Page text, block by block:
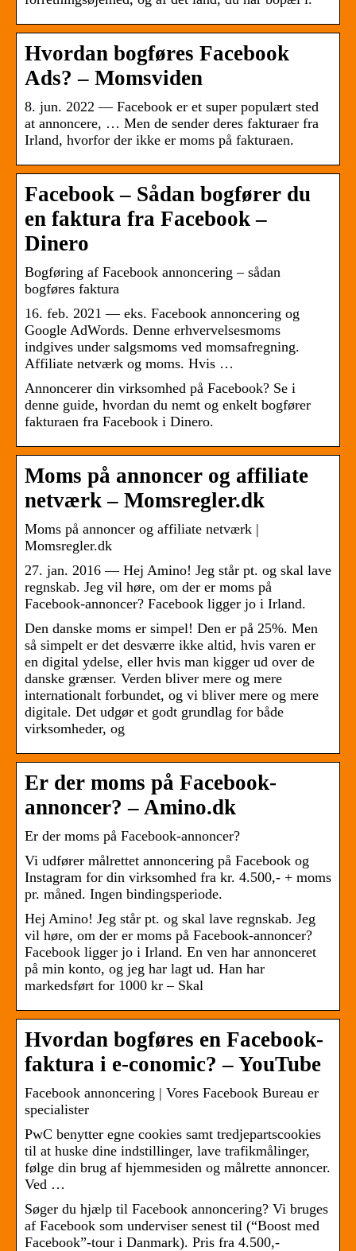
Hvordan bogføres Facebook
Ads? – Momsviden
8. jun. 2022 — Facebook er et super populært sted
at annoncere, … Men de sender deres fakturaer fra
Irland, hvorfor der ikke er moms på fakturaen.
Facebook – Sådan bogfører du
en faktura fra Facebook –
Dinero
Bogføring af Facebook annoncering – sådan
bogføres faktura
16. feb. 2021 — eks. Facebook annoncering og
Google AdWords. Denne erhvervelsesmoms
indgives under salgsmoms ved momsafregning.
Affiliate netværk og moms. Hvis …
Annoncerer din virksomhed på Facebook? Se i
denne guide, hvordan du nemt og enkelt bogfører
fakturaen fra Facebook i Dinero.
Moms på annoncer og affiliate
netværk – Momsregler.dk
Moms på annoncer og affiliate netværk |
Momsregler.dk
27. jan. 2016 — Hej Amino! Jeg står pt. og skal lave
regnskab. Jeg vil høre, om der er moms på
Facebook-annoncer? Facebook ligger jo i Irland.
Den danske moms er simpel! Den er på 25%. Men
så simpelt er det desværre ikke altid, hvis varen er
en digital ydelse, eller hvis man kigger ud over de
danske grænser. Verden bliver mere og mere
internationalt forbundet, og vi bliver mere og mere
digitale. Det udgør et godt grundlag for både
virksomheder, og
Er der moms på Facebook-
annoncer? – Amino.dk
Er der moms på Facebook-annoncer?
Vi udfører målrettet annoncering på Facebook og
Instagram for din virksomhed fra kr. 4.500,- + moms
pr. måned. Ingen bindingsperiode.
Hej Amino! Jeg står pt. og skal lave regnskab. Jeg
vil høre, om der er moms på Facebook-annoncer?
Facebook ligger jo i Irland. En ven har annonceret
på min konto, og jeg har lagt ud. Han har
markedsført for 1000 kr – Skal
Hvordan bogføres en Facebook-
faktura i e-conomic? – YouTube
Facebook annoncering | Vores Facebook Bureau er
specialister
PwC benytter egne cookies samt tredjepartscookies
til at huske dine indstillinger, lave trafikmålinger,
følge din brug af hjemmesiden og målrette annoncer.
Ved …
Søger du hjælp til Facebook annoncering? Vi bruges
af Facebook som underviser senest til (“Boost med
Facebook”-tour i Danmark). Pris fra 4.500,-